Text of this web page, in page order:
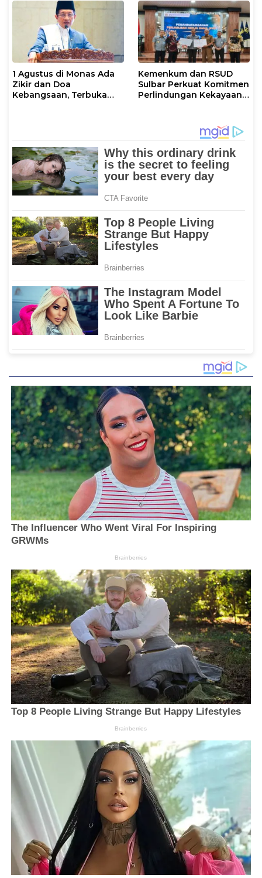
1 Agustus di Monas Ada
Zikir dan Doa
Kebangsaan, Terbuka
Kemenkum dan RSUD
Sulbar Perkuat Komitmen
Perlindungan Kekayaan